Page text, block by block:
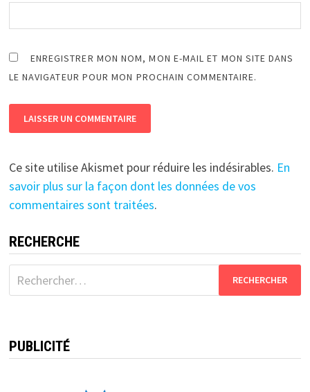
ENREGISTRER MON NOM, MON E-MAIL ET MON SITE DANS
LE NAVIGATEUR POUR MON PROCHAIN COMMENTAIRE.
Ce site utilise Akismet pour réduire les indésirables. En
savoir plus sur la façon dont les données de vos
commentaires sont traitées.
RECHERCHE
Rechercher :
PUBLICITÉ